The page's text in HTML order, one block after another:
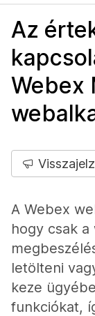
Az
Webex
A Webex
hogy csak
letölteni
keze
funkciókat,